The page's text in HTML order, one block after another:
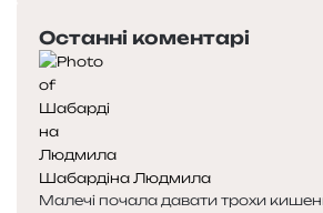
р
е
д
н
я
с
т
о
т
у
п
н
а
с
т
о
Останні коментарі
Шабардіна Людмила
Малечі почала давати трохи